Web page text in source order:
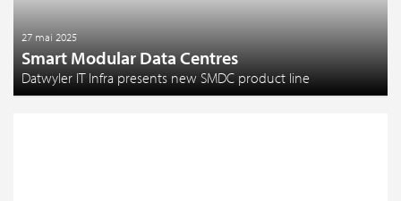
27 mai 2025
Smart Modular Data Centres
Datwyler IT Infra presents new SMDC product line